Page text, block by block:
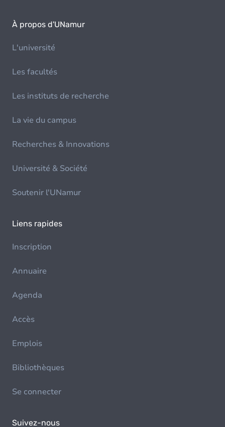
À propos d'UNamur
L'université
Les facultés
Les instituts de recherche
La vie du campus
Recherches & Innovations
Université & Société
Soutenir l'UNamur
Liens rapides
Inscription
Annuaire
Agenda
Accès
Emplois
Bibliothèques
Se connecter
Suivez-nous